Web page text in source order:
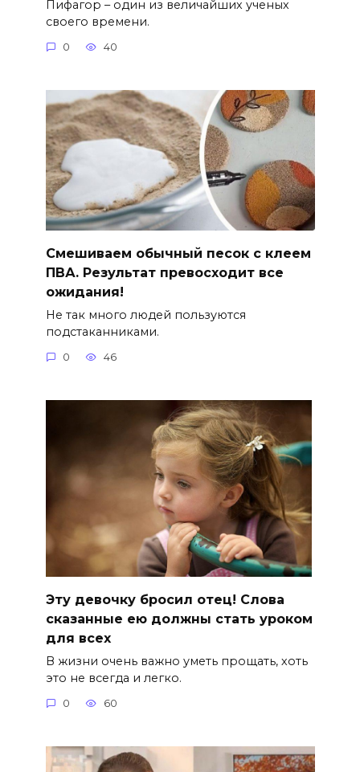
Пифагор – один из величайших ученых
своего времени.
0 40
Смешиваем обычный песок с клеем
ПВА. Результат превосходит все
ожидания!
Не так много людей пользуются
подстаканниками.
0 46
Эту девочку бросил отец! Слова
сказанные ею должны стать уроком
для всех
В жизни очень важно уметь прощать, хоть
это не всегда и легко.
0 60